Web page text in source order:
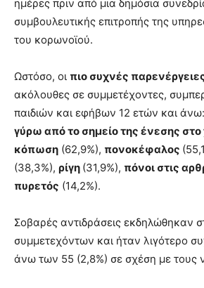
ημέρες πριν από μια δημόσια
συμβουλευτικής επιτροπής της
του κορωνοϊού.
Ωστόσο, οι πιο συχνές
ακόλουθες σε συμμετέχοντες,
παιδιών και εφήβων 12 ετών και άνω:
γύρω από το σημείο της ένεσης στο
κόπωση (62,9%), πονοκέφαλος
(38,3%), ρίγη (31,9%), πόνοι στις
πυρετός (14,2%).
Σοβαρές αντιδράσεις εκδηλώθηκαν
συμμετεχόντων και ήταν λιγότερο
άνω των 55 (2,8%) σε σχέση με τους